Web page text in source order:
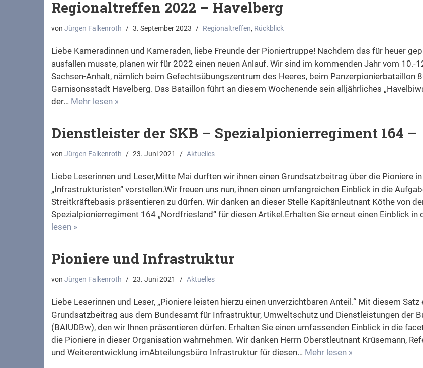
Regionaltreffen 2022 – Havelberg
von Jürgen Falkenroth 3. September 2023 Regionaltreffen, Rückblick
Liebe Kameradinnen und Kameraden, liebe Freunde der Pioniertruppe! Nachdem das für heuer
ausfallen musste, planen wir für 2022 einen neuen Anlauf. Wir sind im kommenden Jahr vom 10.-
Sachsen-Anhalt, nämlich beim Gefechtsübungszentrum des Heeres, beim Panzerpionierbataillon
Garnisonsstadt Havelberg. Das Bataillon führt an diesem Wochenende sein alljährliches
der… Mehr lesen »
Dienstleister der SKB – Spezialpionierregiment 164 –
von Jürgen Falkenroth 23. Juni 2021 Aktuelles
Liebe Leserinnen und Leser,Mitte Mai durften wir ihnen einen Grundsatzbeitrag über die Pioniere
„Infrastrukturisten“ vorstellen.Wir freuen uns nun, ihnen einen umfangreichen Einblick in die
Streitkräftebasis präsentieren zu dürfen. Wir danken an dieser Stelle Kapitänleutnant Köthe von
Spezialpionierregiment 164 „Nordfriesland“ für diesen Artikel.Erhalten Sie erneut einen Einblick in
lesen »
Pioniere und Infrastruktur
von Jürgen Falkenroth 23. Juni 2021 Aktuelles
Liebe Leserinnen und Leser, „Pioniere leisten hierzu einen unverzichtbaren Anteil.“ Mit diesem Satz
Grundsatzbeitrag aus dem Bundesamt für Infrastruktur, Umweltschutz und Dienstleistungen der
(BAIUDBw), den wir Ihnen präsentieren dürfen. Erhalten Sie einen umfassenden Einblick in die
die Pioniere in dieser Organisation wahrnehmen. Wir danken Herrn Oberstleutnant Krüsemann,
und Weiterentwicklung imAbteilungsbüro Infrastruktur für diesen… Mehr lesen »